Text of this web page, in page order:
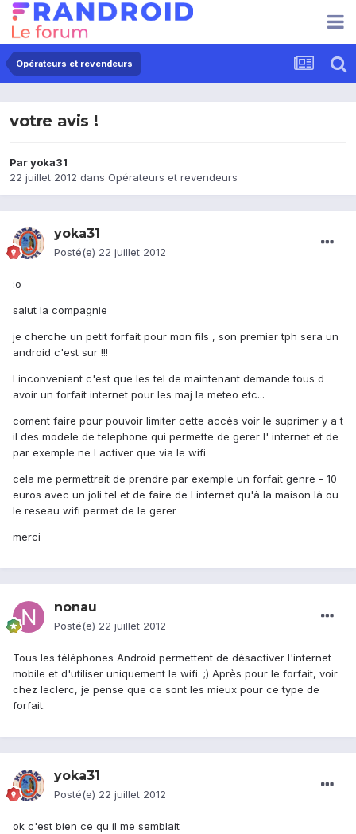
Opérateurs et revendeurs
votre avis !
Paryoka31
22 juillet 2012 dans Opérateurs et revendeurs
yoka31
Posté(e) 22 juillet 2012
:o
salut la compagnie
je cherche un petit forfait pour mon fils , son premier tph sera un
android c'est sur !!!
l inconvenient c'est que les tel de maintenant demande tous d
avoir un forfait internet pour les maj la meteo etc...
coment faire pour pouvoir limiter cette accès voir le suprimer y a t
il des modele de telephone qui permette de gerer l' internet et de
par exemple ne l activer que via le wifi
cela me permettrait de prendre par exemple un forfait genre - 10
euros avec un joli tel et de faire de l internet qu'à la maison là ou
le reseau wifi permet de le gerer
merci
nonau
Posté(e) 22 juillet 2012
Tous les téléphones Android permettent de désactiver l'internet
mobile et d'utiliser uniquement le wifi. ;) Après pour le forfait, voir
chez leclerc, je pense que ce sont les mieux pour ce type de
forfait.
yoka31
Posté(e) 22 juillet 2012
ok c'est bien ce qu il me semblait